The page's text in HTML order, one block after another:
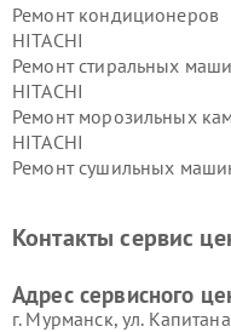
Ремонт кондиционеров
HITACHI
Ремонт стиральных
HITACHI
Ремонт морозильных
HITACHI
Ремонт сушильных
данных HITACHI
HITACHI
Контакты сервис
Адрес сервисного
г. Мурманск, ул.